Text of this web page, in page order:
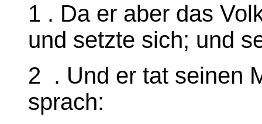
1 . Da er aber das
und setzte sich; und
2 . Und er tat seinen
sprach: